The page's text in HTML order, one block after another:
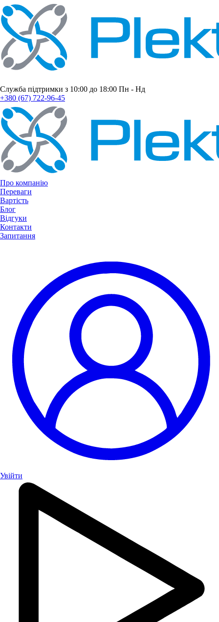
Служба підтримки з 10:00 до 18:00 Пн - Нд
+380 (67) 722-96-45
Про компанію
Переваги
Вартість
Блог
Відгуки
Контакти
Запитання
Увійти